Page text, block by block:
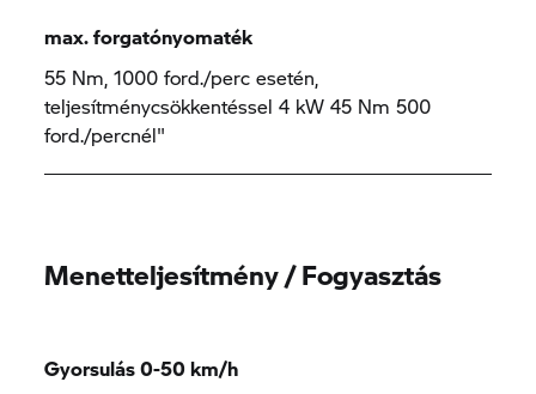
max. forgatónyomaték
55 Nm, 1000 ford./perc esetén,
teljesítménycsökkentéssel 4 kW 45 Nm 500
ford./percnél"
Menetteljesítmény / Fogyasztás
Gyorsulás 0-50 km/h